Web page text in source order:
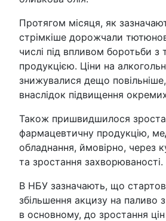
Протягом місяця, як
стрімкіше дорожчали
числі під впливом боротьби з
продукцією. Ціни на
знижувалися дещо
внаслідок підвищення
Також пришвидшилося
фармацевтичну продукцію,
обладнання, ймовірно, через
та зростання захворюваності.
В НБУ зазначають, що
збільшення акцизу на паливо
в основному, до зростання